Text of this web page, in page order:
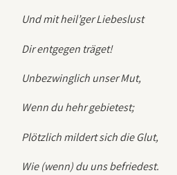
Und mit heil’ger Liebeslust
Dir entgegen träget!
Unbezwinglich unser Mut,
Wenn du hehr gebietest;
Plötzlich mildert sich die Glut,
Wie (wenn) du uns befriedest.